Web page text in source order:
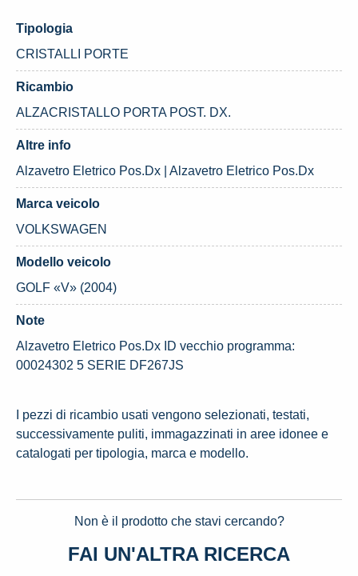
Tipologia
CRISTALLI PORTE
Ricambio
ALZACRISTALLO PORTA POST. DX.
Altre info
Alzavetro Eletrico Pos.Dx | Alzavetro Eletrico Pos.Dx
Marca veicolo
VOLKSWAGEN
Modello veicolo
GOLF «V» (2004)
Note
Alzavetro Eletrico Pos.Dx ID vecchio programma:
00024302 5 SERIE DF267JS
I pezzi di ricambio usati vengono selezionati, testati,
successivamente puliti, immagazzinati in aree idonee e
catalogati per tipologia, marca e modello.
Non è il prodotto che stavi cercando?
FAI UN'ALTRA RICERCA